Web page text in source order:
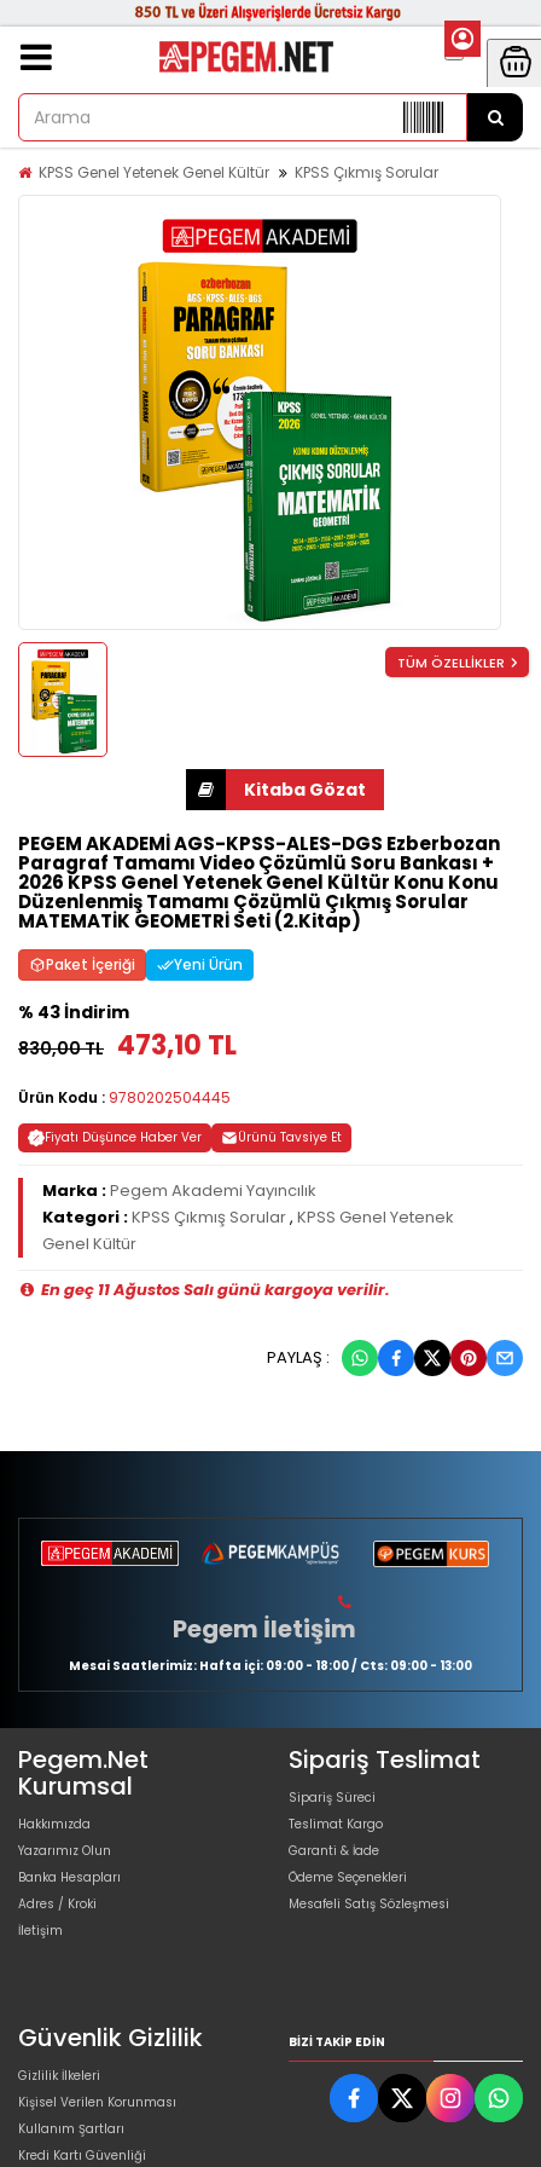
KPSS Genel Yetenek Genel Kültür KPSS Çıkmış Sorular
TÜM ÖZELLİKLER
PEGEM AKADEMİ AGS-KPSS-ALES-DGS Ezberbozan
Paragraf Tamamı Video Çözümlü Soru Bankası +
2026 KPSS Genel Yetenek Genel Kültür Konu Konu
Düzenlenmiş Tamamı Çözümlü Çıkmış Sorular
MATEMATİK GEOMETRİ Seti (2.Kitap)
Paket İçeriği Yeni Ürün
% 43 İndirim
830,00 TL 473,10 TL
Ürün Kodu : 9780202504445
Fiyatı Düşünce Haber Ver Ürünü Tavsiye Et
Marka :Pegem Akademi Yayıncılık
Kategori :KPSS Çıkmış Sorular, KPSS Genel Yetenek
Genel Kültür
En geç 11 Ağustos Salı günü kargoya verilir.
PAYLAŞ :
Pegem İletişim
Mesai Saatlerimiz: Hafta içi: 09:00 - 18:00 / Cts: 09:00 - 13:00
Pegem.Net
Kurumsal
Hakkımızda
Yazarımız Olun
Banka Hesapları
Adres / Kroki
İletişim
Sipariş Teslimat
Sipariş Süreci
Teslimat Kargo
Garanti & İade
Ödeme Seçenekleri
Mesafeli Satış Sözleşmesi
Güvenlik Gizlilik
Gizlilik İlkeleri
Kişisel Verilen Korunması
Kullanım Şartları
Kredi Kartı Güvenliği
BIZI TAKIP EDIN